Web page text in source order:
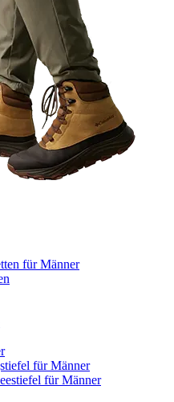
für Männer
für Männer
für Männer